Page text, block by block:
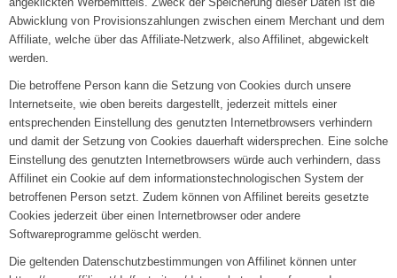
Abwicklung von Provisionszahlungen zwischen einem Merchant und dem
Affiliate, welche über das Affiliate-Netzwerk, also Affilinet, abgewickelt
werden.
Die betroffene Person kann die Setzung von Cookies durch unsere
Internetseite, wie oben bereits dargestellt, jederzeit mittels einer
entsprechenden Einstellung des genutzten Internetbrowsers verhindern
und damit der Setzung von Cookies dauerhaft widersprechen. Eine solche
Einstellung des genutzten Internetbrowsers würde auch verhindern, dass
Affilinet ein Cookie auf dem informationstechnologischen System der
betroffenen Person setzt. Zudem können von Affilinet bereits gesetzte
Cookies jederzeit über einen Internetbrowser oder andere
Softwareprogramme gelöscht werden.
Die geltenden Datenschutzbestimmungen von Affilinet können unter